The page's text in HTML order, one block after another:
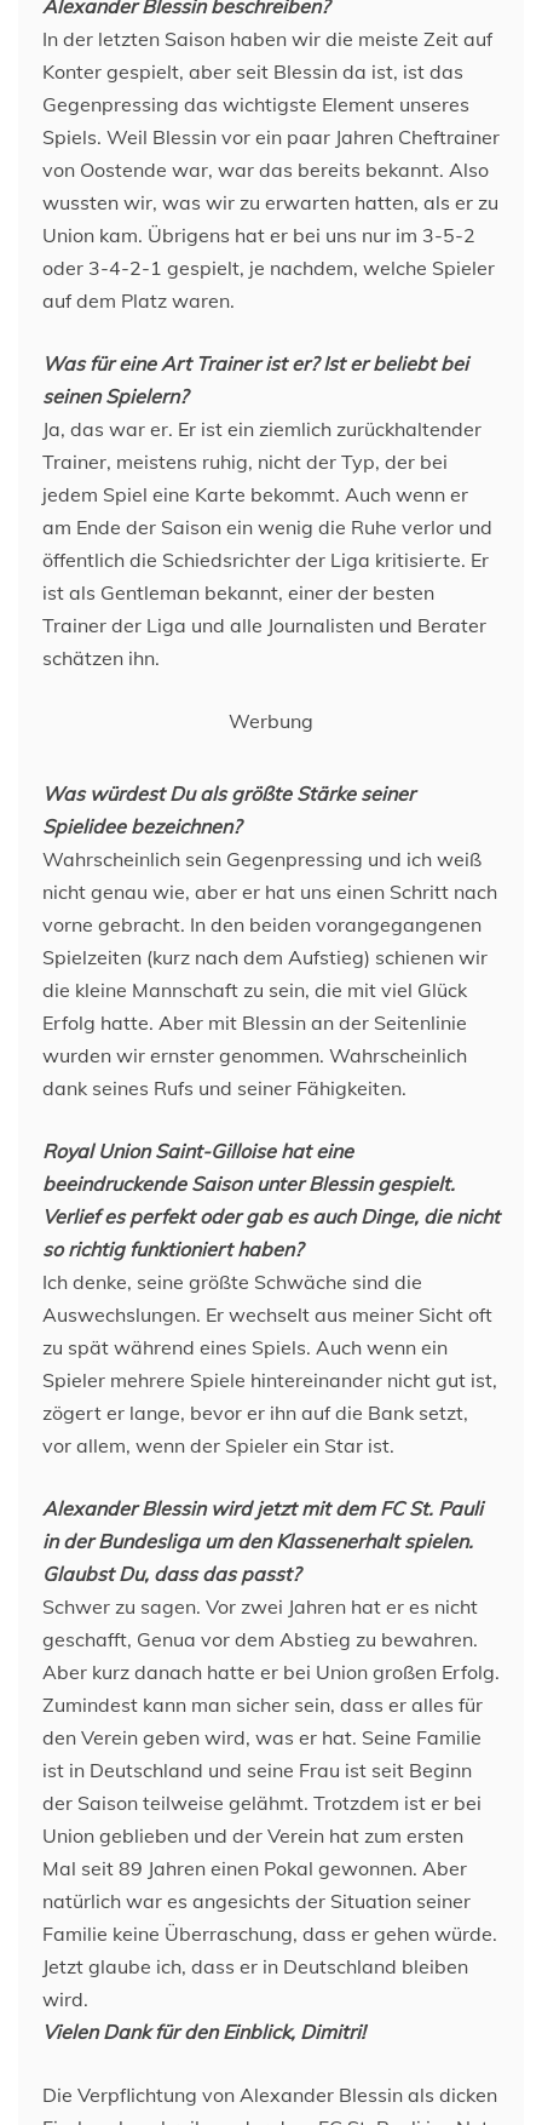
Alexander Blessin beschreiben?
In der letzten Saison haben wir die meiste Zeit auf
Konter gespielt, aber seit Blessin da ist, ist das
Gegenpressing das wichtigste Element unseres
Spiels. Weil Blessin vor ein paar Jahren Cheftrainer
von Oostende war, war das bereits bekannt. Also
wussten wir, was wir zu erwarten hatten, als er zu
Union kam. Übrigens hat er bei uns nur im 3-5-2
oder 3-4-2-1 gespielt, je nachdem, welche Spieler
auf dem Platz waren.
Was für eine Art Trainer ist er? Ist er beliebt bei
seinen Spielern?
Ja, das war er. Er ist ein ziemlich zurückhaltender
Trainer, meistens ruhig, nicht der Typ, der bei
jedem Spiel eine Karte bekommt. Auch wenn er
am Ende der Saison ein wenig die Ruhe verlor und
öffentlich die Schiedsrichter der Liga kritisierte. Er
ist als Gentleman bekannt, einer der besten
Trainer der Liga und alle Journalisten und Berater
schätzen ihn.
Werbung
Was würdest Du als größte Stärke seiner
Spielidee bezeichnen?
Wahrscheinlich sein Gegenpressing und ich weiß
nicht genau wie, aber er hat uns einen Schritt nach
vorne gebracht. In den beiden vorangegangenen
Spielzeiten (kurz nach dem Aufstieg) schienen wir
die kleine Mannschaft zu sein, die mit viel Glück
Erfolg hatte. Aber mit Blessin an der Seitenlinie
wurden wir ernster genommen. Wahrscheinlich
dank seines Rufs und seiner Fähigkeiten.
Royal Union Saint-Gilloise hat eine
beeindruckende Saison unter Blessin gespielt.
Verlief es perfekt oder gab es auch Dinge, die nicht
so richtig funktioniert haben?
Ich denke, seine größte Schwäche sind die
Auswechslungen. Er wechselt aus meiner Sicht oft
zu spät während eines Spiels. Auch wenn ein
Spieler mehrere Spiele hintereinander nicht gut ist,
zögert er lange, bevor er ihn auf die Bank setzt,
vor allem, wenn der Spieler ein Star ist.
Alexander Blessin wird jetzt mit dem FC St. Pauli
in der Bundesliga um den Klassenerhalt spielen.
Glaubst Du, dass das passt?
Schwer zu sagen. Vor zwei Jahren hat er es nicht
geschafft, Genua vor dem Abstieg zu bewahren.
Aber kurz danach hatte er bei Union großen Erfolg.
Zumindest kann man sicher sein, dass er alles für
den Verein geben wird, was er hat. Seine Familie
ist in Deutschland und seine Frau ist seit Beginn
der Saison teilweise gelähmt. Trotzdem ist er bei
Union geblieben und der Verein hat zum ersten
Mal seit 89 Jahren einen Pokal gewonnen. Aber
natürlich war es angesichts der Situation seiner
Familie keine Überraschung, dass er gehen würde.
Jetzt glaube ich, dass er in Deutschland bleiben
wird.
Vielen Dank für den Einblick, Dimitri!
Die Verpflichtung von Alexander Blessin als dicken